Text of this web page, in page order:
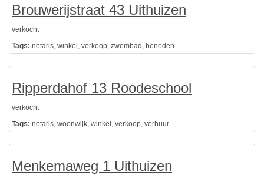
Brouwerijstraat 43 Uithuizen
verkocht
Tags: notaris, winkel , verkoop, zwembad , beneden
Ripperdahof 13 Roodeschool
verkocht
Tags: notaris, woonwijk, winkel , verkoop, verhuur
Menkemaweg 1 Uithuizen